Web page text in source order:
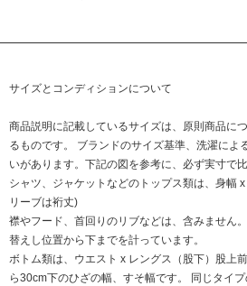
サイズとコンディションについて
商品説明に記載しているサイズは、原則商品に
るものです。 ブランドのサイズ基準、洗濯によ
いがあります。下記の図を参考に、必ず実寸で
シャツ、ジャケットなどのトップス類は、身幅
リーブは裄丈)
襟やフード、首回りのリブなどは、含みません
替えし位置から下までを計っています。
ボトム類は、ウエスト x レングス（股下）股上
ら30cm下のひざの幅、すそ幅です。 同じタイ